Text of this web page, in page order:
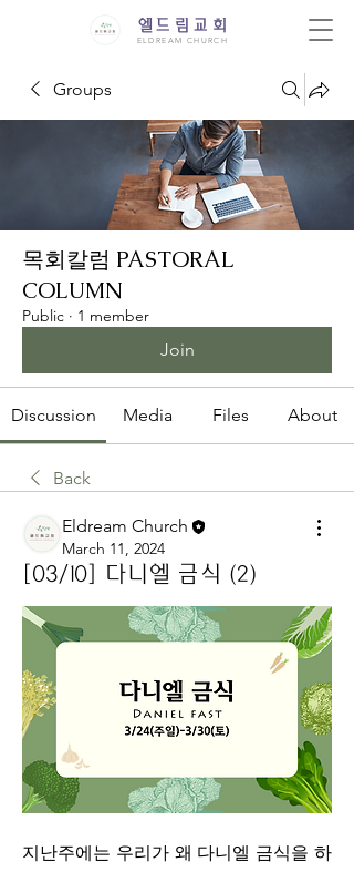
엘드림교회
ELDREAM CHURCH
Groups
목회칼럼 PASTORAL
COLUMN
Public · 1 member
Join
Discussion Media Files About
Back
Eldream Church
March 11, 2024
[03/10] 다니엘 금식 (2)
지난주에는 우리가 왜 다니엘 금식을 하